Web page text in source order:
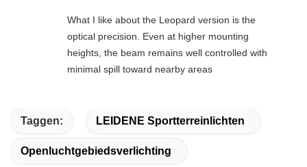
What I like about the Leopard version is the
optical precision. Even at higher mounting
heights, the beam remains well controlled with
minimal spill toward nearby areas
Taggen: LEIDENE Sportterreinlichten
Openluchtgebiedsverlichting